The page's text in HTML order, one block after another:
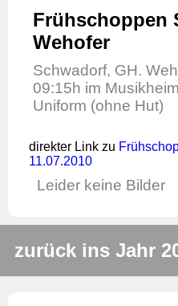
Frühschoppen
Wehofer
Schwadorf, GH.
09:15h im
Uniform (ohne Hut)
direkter Link zu
11.07.2010
Leider keine Bilder
zurück ins Jahr